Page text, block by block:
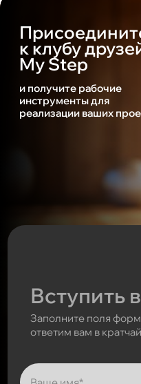
к клубу
My Step
и получите рабочие
инструменты для
реализации ваших
Вступить
Заполните поля
ответим вам в